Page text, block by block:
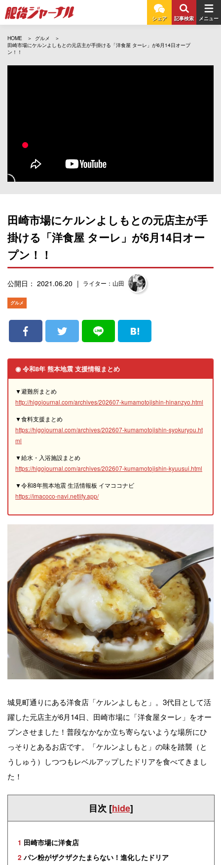
シェア 記事検索 メニュー
HOME
グルメ
田崎市場にケルンよしもとの元店主が手掛ける「洋食屋 ターレ」が6月14日オープ
ン！！
田崎市場にケルンよしもとの元店主が手
掛ける「洋食屋 ターレ」が6月14日オー
プン！！
公開日： 2021.06.20 ライター：山田
グルメ
◉ 令和8年 熊本地震 支援情報まとめ
▼避難所まとめ
http://higojournal.com/archives/202607-kumamotojishin-hinanzyo.html
▼食料支援まとめ
https://higojournal.com/archives/202607-kumamotojishin-syokuryou.ht
ml
▼給水・入浴施設まとめ
https://higojournal.com/archives/202607-kumamotojishin-kyuusui.html
▼令和8年熊本地震 生活情報板 イマココナビ
https://imacoco-navi.netlify.app/
城見町通りにある洋食店「ケルンよしもと」。3代目として活
躍した元店主が6月14日、田崎市場に「洋食屋ターレ」をオー
プンさせました！普段なかなか立ち寄らないような場所にひ
っそりとあるお店です。「ケルンよしもと」の味を踏襲（と
うしゅう）しつつもレベルアップしたドリアを食べてきまし
た！
目次 [hide]
1 田崎市場に洋食店
2 パン粉がザクザクたまらない！進化したドリア